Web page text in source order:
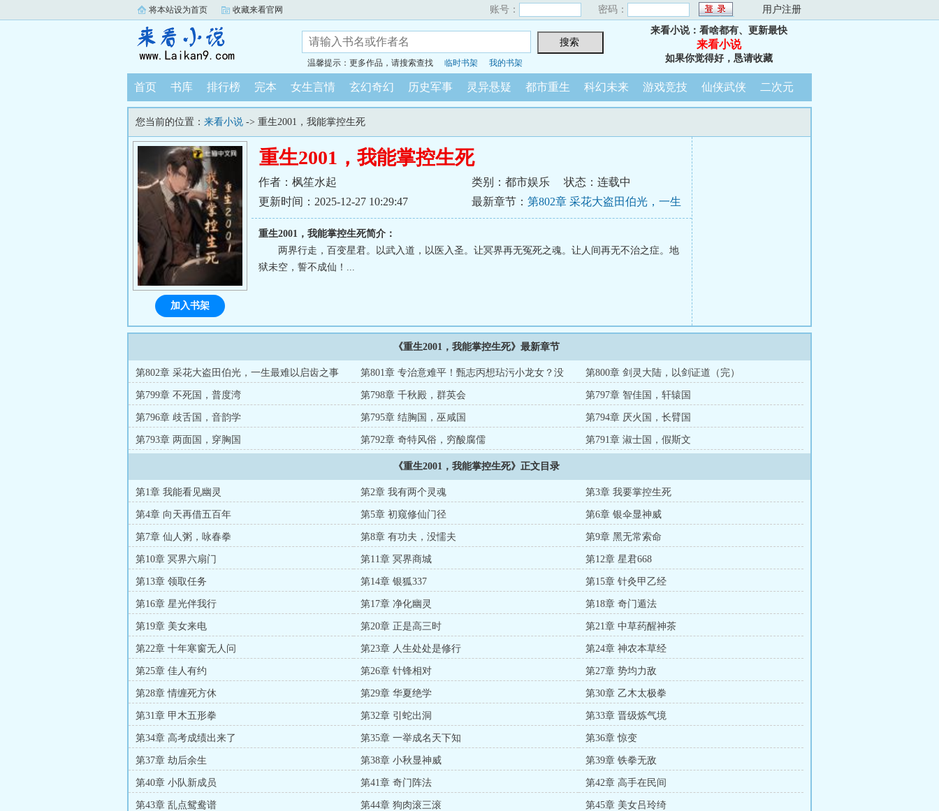
将本站设为首页 收藏来看官网 账号： 密码： 用户注册
温馨提示：更多作品，请搜索查找 临时书架 我的书架
来看小说：看啥都有、更新最快
来看小说
如果你觉得好，恳请收藏
首页 书库 排行榜 完本 女生言情 玄幻奇幻 历史军事 灵异悬疑 都市重生 科幻未来 游戏竞技 仙侠武侠 二次元
您当前的位置： 来看小说 -> 重生2001，我能掌控生死
重生2001，我能掌控生死
作者：枫笙水起 类别：都市娱乐
状态：连载中
更新时间：2025-12-27 10:29:47
最新章节： 第802章 采花大盗田伯光，一生
最难以启齿之事
重生2001，我能掌控生死简介：
两界行走，百变星君。以武入道，以医入圣。让冥界再无冤死之魂。让人间再无不治之症。地
狱未空，誓不成仙！...
加入书架
《重生2001，我能掌控生死》最新章节
第802章 采花大盗田伯光，一生最难以启齿之事
第801章 专治意难平！甄志丙想玷污小龙女？没
门！
第800章 剑灵大陆，以剑证道（完）
第799章 不死国，普度湾 第798章 千秋殿，群英会 第797章 智佳国，轩辕国
第796章 歧舌国，音韵学 第795章 结胸国，巫咸国 第794章 厌火国，长臂国
第793章 两面国，穿胸国 第792章 奇特风俗，穷酸腐儒 第791章 淑士国，假斯文
《重生2001，我能掌控生死》正文目录
第1章 我能看见幽灵 第2章 我有两个灵魂 第3章 我要掌控生死
第4章 向天再借五百年 第5章 初窥修仙门径 第6章 银伞显神威
第7章 仙人粥，咏春拳 第8章 有功夫，没懦夫 第9章 黑无常索命
第10章 冥界六扇门 第11章 冥界商城 第12章 星君668
第13章 领取任务 第14章 银狐337 第15章 针灸甲乙经
第16章 星光伴我行 第17章 净化幽灵 第18章 奇门遁法
第19章 美女来电 第20章 正是高三时 第21章 中草药醒神茶
第22章 十年寒窗无人问 第23章 人生处处是修行 第24章 神农本草经
第25章 佳人有约 第26章 针锋相对 第27章 势均力敌
第28章 情缠死方休 第29章 华夏绝学 第30章 乙木太极拳
第31章 甲木五形拳 第32章 引蛇出洞 第33章 晋级炼气境
第34章 高考成绩出来了 第35章 一举成名天下知 第36章 惊变
第37章 劫后余生 第38章 小秋显神威 第39章 铁拳无敌
第40章 小队新成员 第41章 奇门阵法 第42章 高手在民间
第43章 乱点鸳鸯谱 第44章 狗肉滚三滚 第45章 美女吕玲绮